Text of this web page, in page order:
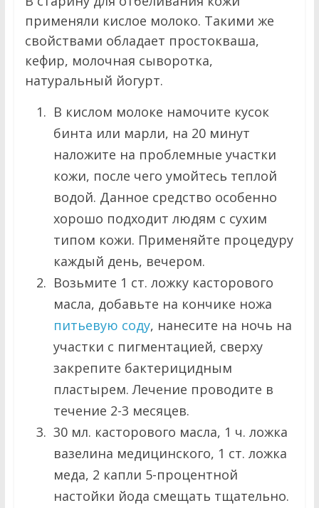
применяли кислое молоко. Такими же
свойствами обладает простокваша,
кефир, молочная сыворотка,
натуральный йогурт.
В кислом молоке намочите кусок
бинта или марли, на 20 минут
наложите на проблемные участки
кожи, после чего умойтесь теплой
водой. Данное средство особенно
хорошо подходит людям с сухим
типом кожи. Применяйте процедуру
каждый день, вечером.
Возьмите 1 ст. ложку касторового
масла, добавьте на кончике ножа
питьевую соду, нанесите на ночь на
участки с пигментацией, сверху
закрепите бактерицидным
пластырем. Лечение проводите в
течение 2-3 месяцев.
30 мл. касторового масла, 1 ч. ложка
вазелина медицинского, 1 ст. ложка
меда, 2 капли 5-процентной
настойки йода смещать тщательно.